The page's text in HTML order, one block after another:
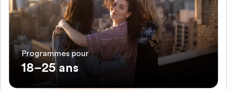
Programmes pour
18–25 ans